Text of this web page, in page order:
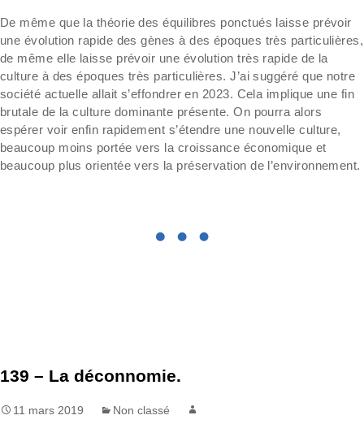
De même que la théorie des équilibres ponctués laisse prévoir
une évolution rapide des gènes à des époques très particulières,
de même elle laisse prévoir une évolution très rapide de la
culture à des époques très particulières. J’ai suggéré que notre
société actuelle allait s’effondrer en 2023. Cela implique une fin
brutale de la culture dominante présente. On pourra alors
espérer voir enfin rapidement s’étendre une nouvelle culture,
beaucoup moins portée vers la croissance économique et
beaucoup plus orientée vers la préservation de l’environnement.
139 – La déconnomie.
11 mars 2019 Non classé